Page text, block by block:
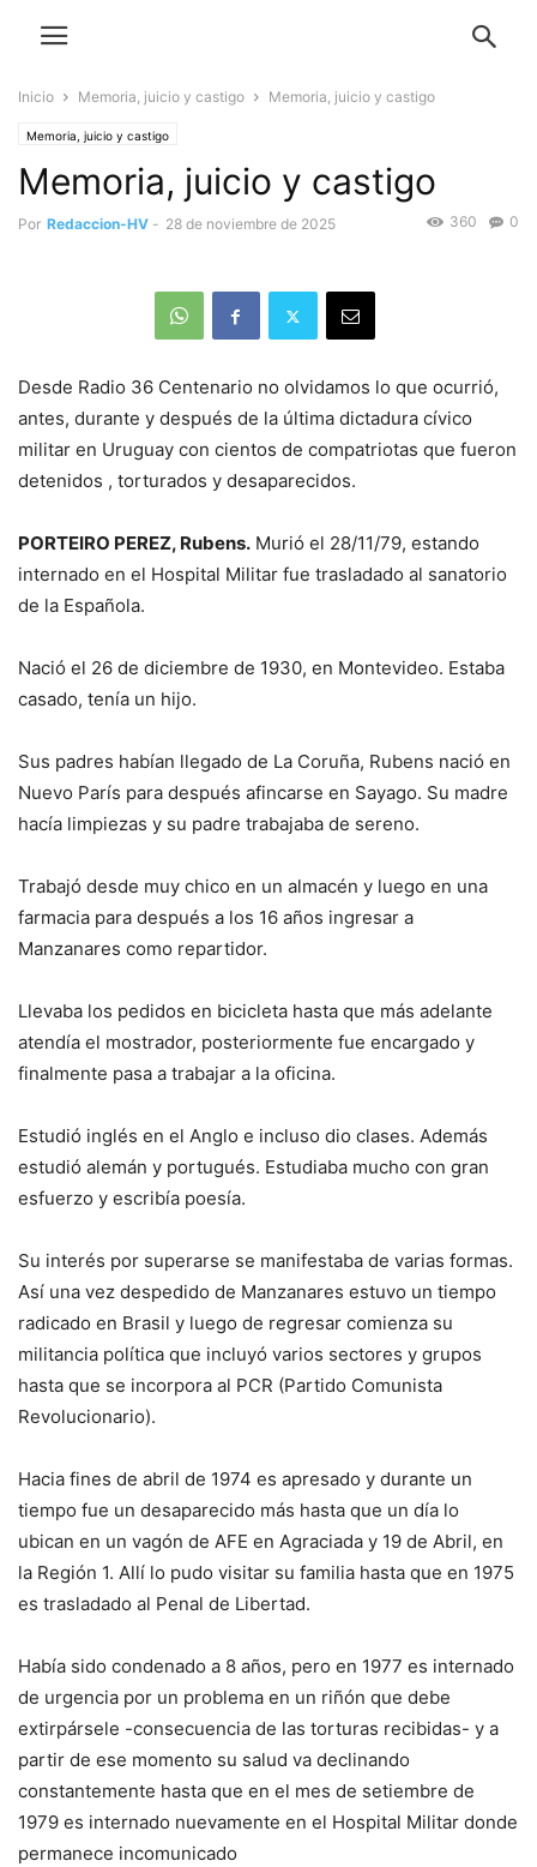
Inicio Memoria, juicio y castigo Memoria, juicio y castigo
Memoria, juicio y castigo
Memoria, juicio y castigo
Por Redaccion-HV - 28 de noviembre de 2025 0
360
Desde Radio 36 Centenario no olvidamos lo que ocurrió,
antes, durante y después de la última dictadura cívico
militar en Uruguay con cientos de compatriotas que fueron
detenidos , torturados y desaparecidos.
PORTEIRO PEREZ, Rubens. Murió el 28/11/79, estando
internado en el Hospital Militar fue trasladado al sanatorio
de la Española.
Nació el 26 de diciembre de 1930, en Montevideo. Estaba
casado, tenía un hijo.
Sus padres habían llegado de La Coruña, Rubens nació en
Nuevo París para después afincarse en Sayago. Su madre
hacía limpiezas y su padre trabajaba de sereno.
Trabajó desde muy chico en un almacén y luego en una
farmacia para después a los 16 años ingresar a
Manzanares como repartidor.
Llevaba los pedidos en bicicleta hasta que más adelante
atendía el mostrador, posteriormente fue encargado y
finalmente pasa a trabajar a la oficina.
Estudió inglés en el Anglo e incluso dio clases. Además
estudió alemán y portugués. Estudiaba mucho con gran
esfuerzo y escribía poesía.
Su interés por superarse se manifestaba de varias formas.
Así una vez despedido de Manzanares estuvo un tiempo
radicado en Brasil y luego de regresar comienza su
militancia política que incluyó varios sectores y grupos
hasta que se incorpora al PCR (Partido Comunista
Revolucionario).
Hacia fines de abril de 1974 es apresado y durante un
tiempo fue un desaparecido más hasta que un día lo
ubican en un vagón de AFE en Agraciada y 19 de Abril, en
la Región 1. Allí lo pudo visitar su familia hasta que en 1975
es trasladado al Penal de Libertad.
Había sido condenado a 8 años, pero en 1977 es internado
de urgencia por un problema en un riñón que debe
extirpársele -consecuencia de las torturas recibidas- y a
partir de ese momento su salud va declinando
constantemente hasta que en el mes de setiembre de
1979 es internado nuevamente en el Hospital Militar donde
permanece incomunicado